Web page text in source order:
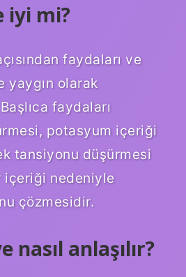
iyi mi?
faydaları ve
yaygın olarak
faydaları
potasyum içeriği
tansiyonu düşürmesi
içeriği nedeniyle
çözmesidir.
nasıl anlaşılır?